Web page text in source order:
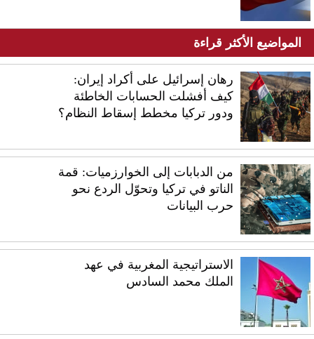
المواضيع الأكثر قراءة
رهان إسرائيل على أكراد إيران:
كيف أفشلت الحسابات الخاطئة
ودور تركيا مخطط إسقاط النظام؟
من الدبابات إلى الخوارزميات: قمة
الناتو في تركيا وتحوّل الردع نحو
حرب البيانات
الاستراتيجية المغربية في عهد
الملك محمد السادس